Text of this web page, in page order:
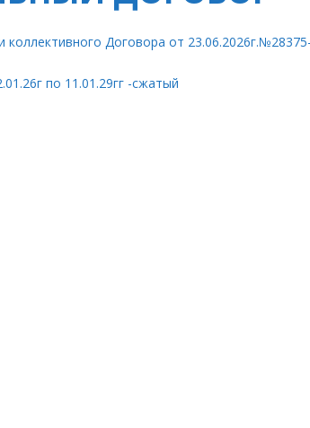
ОБОРУДОВАННЫХ УЧЕБНЫХ КАБИНЕТОВ,
СИСТЕМАМ И ИНФОРМАЦИОННО-
коллективного Договора от
по 11.01.29гг -сжатый